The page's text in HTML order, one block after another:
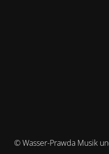
© Wasser-Prawda Musik